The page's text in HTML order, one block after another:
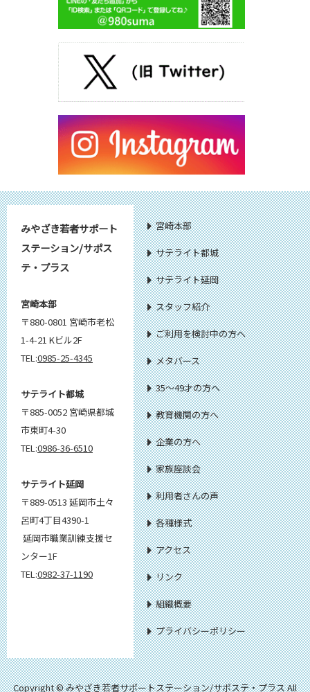
みやざき若者サポート
ステーション/サポス
テ・プラス
宮崎本部
〒880-0801 宮崎市老松
1-4-21 Kビル2F
TEL:0985-25-4345
サテライト都城
〒885-0052 宮崎県都城
市東町4-30
TEL:0986-36-6510
サテライト延岡
〒889-0513 延岡市土々
呂町4丁目4390-1
延岡市職業訓練支援セ
ンター1F
TEL:0982-37-1190
宮崎本部
サテライト都城
サテライト延岡
スタッフ紹介
ご利用を検討中の方へ
メタバース
35～49才の方へ
教育機関の方へ
企業の方へ
家族座談会
利用者さんの声
各種様式
アクセス
リンク
組織概要
プライバシーポリシー
Copyright © みやざき若者サポートステーション/サポステ・プラス All